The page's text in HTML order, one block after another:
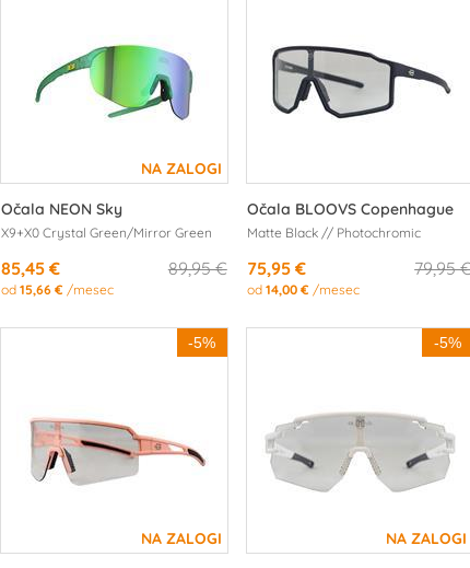
Očala NEON Sky
X9+X0 Crystal Green/Mirror Green
89,95 €
85,45 €
od15,66 € /mesec
Očala BLOOVS Copenhague
Matte Black // Photochromic
79,95
75,95 €
od 14,00 € /mesec
-5% -5%